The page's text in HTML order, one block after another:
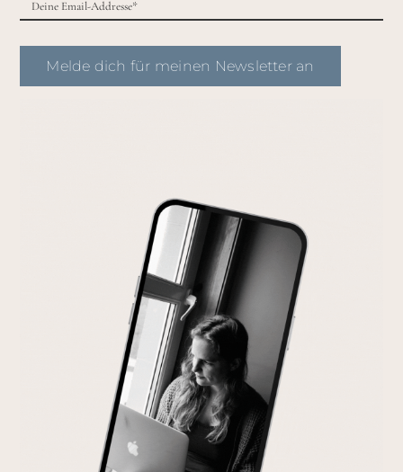
Melde dich für meinen Newsletter an